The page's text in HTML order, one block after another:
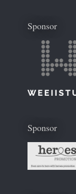
Sponsor
Sponsor